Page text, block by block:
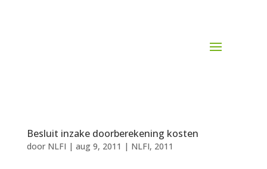
Besluit inzake doorberekening kosten
door NLFI | aug 9, 2011 | NLFI, 2011